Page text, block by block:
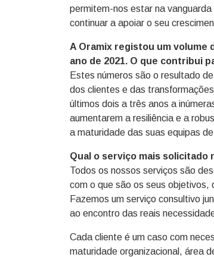
permitem-nos estar na
continuar a apoiar o seu
A Oramix registou um volume
ano de 2021. O que contribui
Estes números são o resultado
dos clientes e das
últimos dois a três anos a
aumentarem a resiliência e a
a maturidade das suas equipas
Qual o serviço mais solicitado
Todos os nossos serviços são
com o que são os seus
Fazemos um serviço consultivo
ao encontro das reais
Cada cliente é um caso com
maturidade organizacional, área